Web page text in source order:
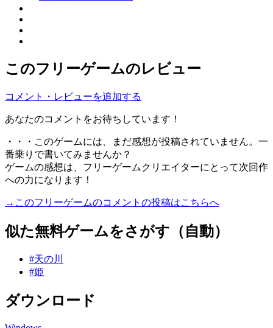
このフリーゲームのレビュー
コメント・レビューを追加する
あなたのコメントをお待ちしています！
・・・このゲームには、まだ感想が投稿されていません。一
番乗りで書いてみませんか？
ゲームの感想は、フリーゲームクリエイターにとって次回作
への力になります！
→このフリーゲームのコメントの投稿はこちらへ
似た無料ゲームをさがす（自動）
#天の川
#姫
ダウンロード